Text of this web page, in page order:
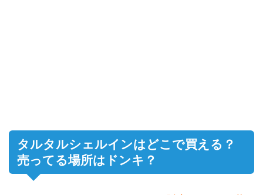
タルタルシェルインはどこで買える？
売ってる場所はドンキ？